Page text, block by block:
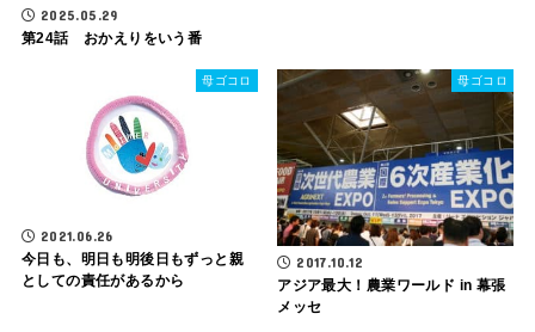
2025.05.29
第24話 おかえりをいう番
母ゴコロ
2021.06.26
今日も、明日も明後日もずっと親
としての責任があるから
母ゴコロ
2017.10.12
アジア最大！農業ワールド in 幕張
メッセ